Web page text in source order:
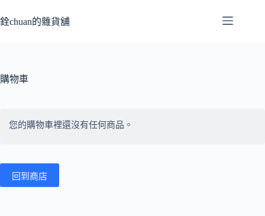
至
容
銓chuan的雜貨舖
購物車
您的購物車裡還沒有任何商品。
回到商店